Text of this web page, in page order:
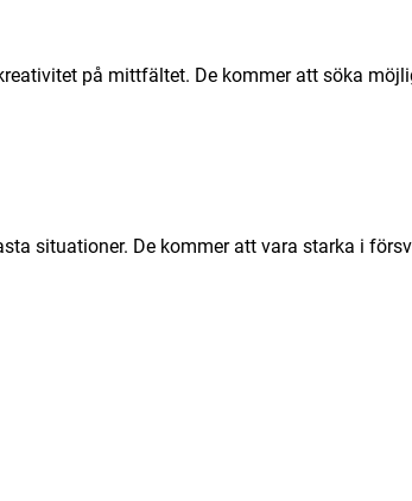
på mittfältet. De kommer att söka
situationer. De kommer att vara starka i